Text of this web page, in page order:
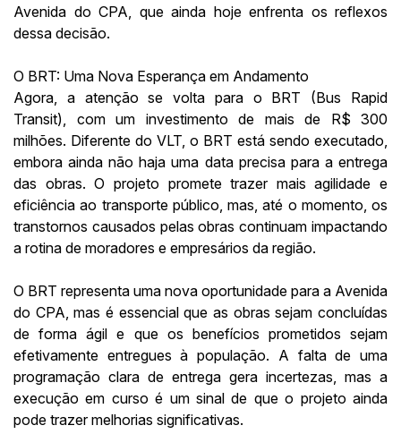
Avenida do CPA, que ainda hoje enfrenta os reflexos
dessa decisão.
O BRT: Uma Nova Esperança em Andamento
Agora, a atenção se volta para o BRT (Bus Rapid
Transit), com um investimento de mais de R$ 300
milhões. Diferente do VLT, o BRT está sendo executado,
embora ainda não haja uma data precisa para a entrega
das obras. O projeto promete trazer mais agilidade e
eficiência ao transporte público, mas, até o momento, os
transtornos causados pelas obras continuam impactando
a rotina de moradores e empresários da região.
O BRT representa uma nova oportunidade para a Avenida
do CPA, mas é essencial que as obras sejam concluídas
de forma ágil e que os benefícios prometidos sejam
efetivamente entregues à população. A falta de uma
programação clara de entrega gera incertezas, mas a
execução em curso é um sinal de que o projeto ainda
pode trazer melhorias significativas.